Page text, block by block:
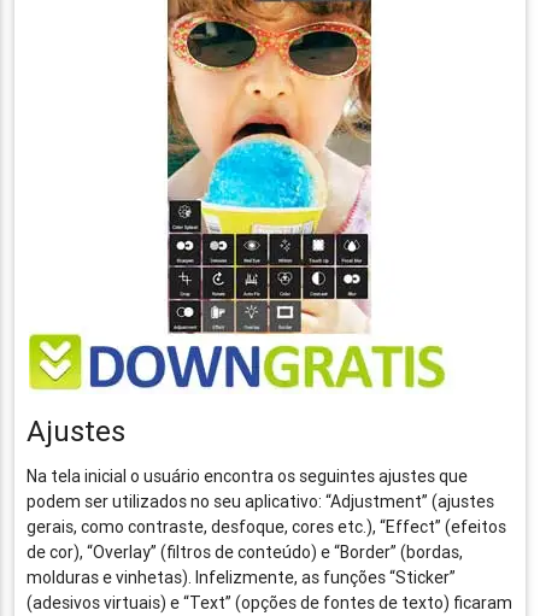
Ajustes
Na tela inicial o usuário encontra os seguintes ajustes que
podem ser utilizados no seu aplicativo: “Adjustment” (ajustes
gerais, como contraste, desfoque, cores etc.), “Effect” (efeitos
de cor), “Overlay” (filtros de conteúdo) e “Border” (bordas,
molduras e vinhetas). Infelizmente, as funções “Sticker”
(adesivos virtuais) e “Text” (opções de fontes de texto) ficaram